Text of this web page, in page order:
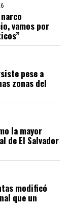
vamos por
pese a
zonas del
la mayor
de El Salvador
modificó
que un